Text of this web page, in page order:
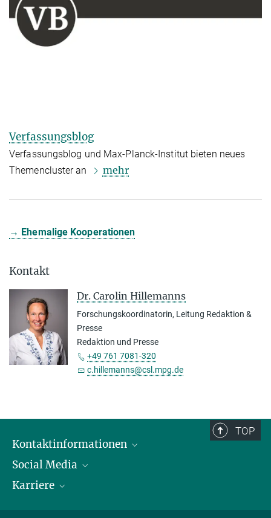
Verfassungsblog
Verfassungsblog und Max-Planck-Institut bieten neues
Themencluster an
mehr
→ Ehemalige Kooperationen
Kontakt
Dr. Carolin Hillemanns
Forschungskoordinatorin, Leitung Redaktion &
Presse
Redaktion und Presse
+49 761 7081-320
c.hillemanns@csl.mpg.de
TOP
Kontaktinformationen
Öffnungszeiten & Anfahrt
Ansprechpersonen
Social Media
LinkedIn
Karriere